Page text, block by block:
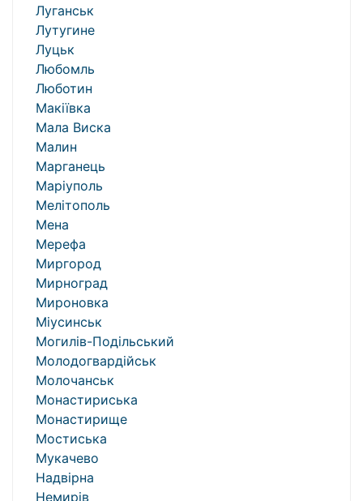
Луганськ
Лутугине
Луцьк
Любомль
Люботин
Макіївка
Мала Виска
Малин
Марганець
Маріуполь
Мелітополь
Мена
Мерефа
Миргород
Мирноград
Мироновка
Міусинськ
Могилів-Подільський
Молодогвардійськ
Молочанськ
Монастириська
Монастирище
Мостиська
Мукачево
Надвірна
Немирів